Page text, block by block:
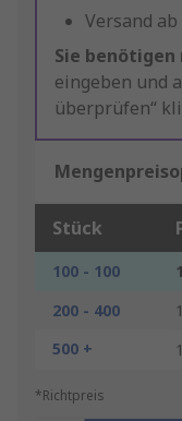
Versand ab
Sie benötigen
eingeben und
überprüfen“
Stück
100 - 100
200 - 400
500 +
*Richtpreis